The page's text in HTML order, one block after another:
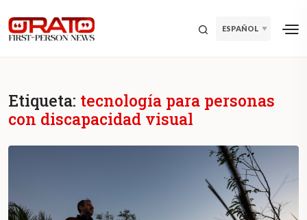
ESPAÑOL
Etiqueta: tecnología para personas
con discapacidad visual